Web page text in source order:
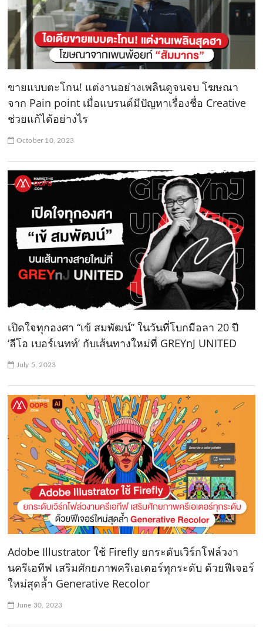
ขายแบบตะโกน! แต่งานอย่างเพลินดูจนจบ โฆษณา
จาก Pain point เมื่อแบรนด์มีปัญหาเรื่องชื่อ Creative
ช่วยแก้ได้อย่างไร
October 10, 2023
เปิดใจทุกองศา “เข้ สมพัฒน์” ในวันที่โบกมือลา 20 ปี
‘ลีโอ เบอร์เนทท์’ กับเส้นทางใหม่ที่ GREYnJ UNITED
July 5, 2023
Adobe Illustrator ใช้ Firefly ยกระดับเวิร์กโฟล์วงา
นครีเอทีฟ เสริมศักยภาพครีเอเตอร์ทุกระดับ ด้วยฟีเจอร์
ใหม่สุดล้ำ Generative Recolor
June 30, 2023